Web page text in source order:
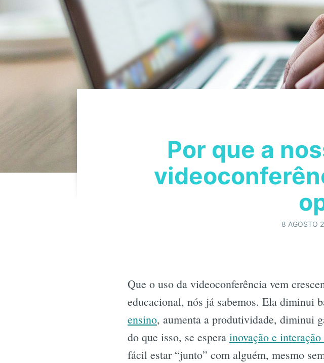
Por que a
8 AGOSTO
Que o uso da videoconferência vem
educacional, nós já sabemos. Ela diminui
ensino, aumenta a produtividade, diminui
do que isso, se espera inovação e
fácil estar “junto” com alguém, mesmo